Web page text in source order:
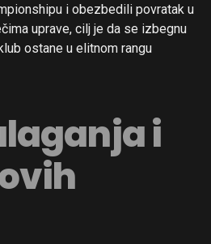
i obezbedili povratak u
uprave, cilj je da se izbegnu
ostane u elitnom rangu
i